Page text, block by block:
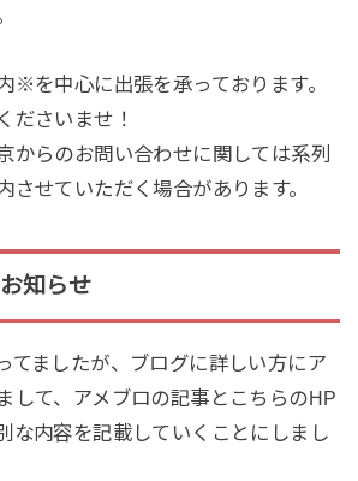
※を中心に出張を承っております。
ださいませ！
からのお問い合わせに関しては系列
させていただく場合があります。
知らせ
てましたが、ブログに詳しい方にア
して、アメブロの記事とこちらのHP
な内容を記載していくことにしまし